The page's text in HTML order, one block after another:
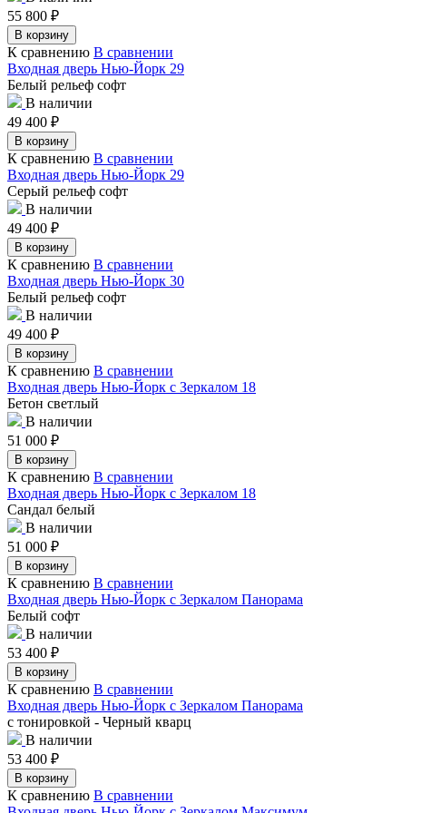
55 800 ₽
В корзину
К сравнению В сравнении
Входная дверь Нью-Йорк 29
Белый рельеф софт
В наличии
49 400 ₽
В корзину
К сравнению В сравнении
Входная дверь Нью-Йорк 29
Серый рельеф софт
В наличии
49 400 ₽
В корзину
К сравнению В сравнении
Входная дверь Нью-Йорк 30
Белый рельеф софт
В наличии
49 400 ₽
В корзину
К сравнению В сравнении
Входная дверь Нью-Йорк с Зеркалом 18
Бетон светлый
В наличии
51 000 ₽
В корзину
К сравнению В сравнении
Входная дверь Нью-Йорк с Зеркалом 18
Сандал белый
В наличии
51 000 ₽
В корзину
К сравнению В сравнении
Входная дверь Нью-Йорк с Зеркалом Панорама
Белый софт
В наличии
53 400 ₽
В корзину
К сравнению В сравнении
Входная дверь Нью-Йорк с Зеркалом Панорама
с тонировкой - Черный кварц
В наличии
53 400 ₽
В корзину
К сравнению В сравнении